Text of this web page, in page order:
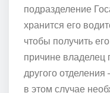
подразделение
хранится его
чтобы получить
причине владелец
другого
в этом случае